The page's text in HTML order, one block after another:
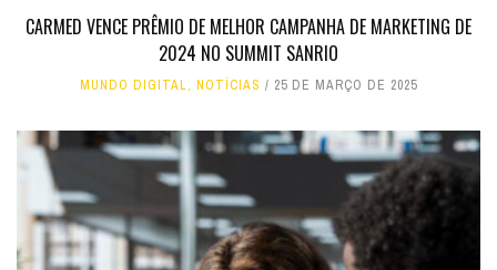
CARMED VENCE PRÊMIO DE MELHOR CAMPANHA DE MARKETING DE
2024 NO SUMMIT SANRIO
MUNDO DIGITAL, NOTÍCIAS 25 DE MARÇO DE 2025